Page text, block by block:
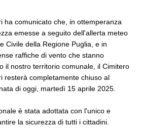
ha comunicato che, in ottemperanza
emesse a seguito dell'allerta meteo
Civile della Regione Puglia, e in
raffiche di vento che stanno
il nostro territorio comunale, il Cimitero
resterà completamente chiuso al
di oggi, martedì 15 aprile 2025.
è stata adottata con l'unico e
la sicurezza di tutti i cittadini.